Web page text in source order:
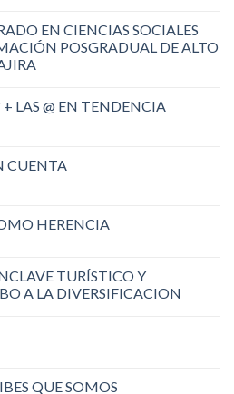
EN CIENCIAS SOCIALES
POSGRADUAL DE ALTO
LAS @ EN TENDENCIA
CUENTA
HERENCIA
TURÍSTICO Y
A LA DIVERSIFICACION
QUE SOMOS